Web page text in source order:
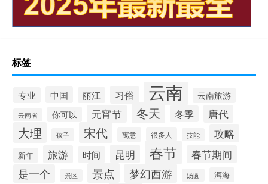
标签
专业 中国 丽江 习俗 云南 云南旅游
云南省 你可以 元宵节 冬天 冬季 唐代
大理 孩子 宋代 寓意 很多人 技能 攻略
新年 旅游 时间 昆明 春节 春节期间
是一个 景区 景点 梦幻西游 汤圆 洱海